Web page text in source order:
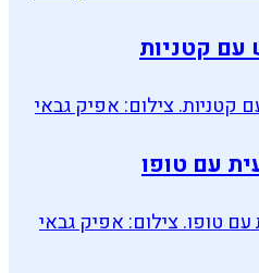
עם קטניות
עם טופו